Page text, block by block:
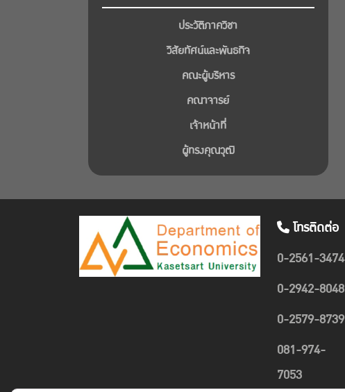
ประวัติภาควิชา
วิสัยทัศน์และพันธกิจ
คณะผู้บริหาร
คณาจารย์
เจ้าหน้าที่
ผู้ทรงคุณวุฒิ
โทรติดต่อ
0-2561-3474
0-2942-8048
0-2579-8739
081-974-
7053